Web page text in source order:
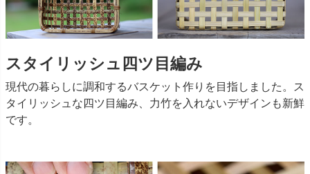
スタイリッシュ四ツ目編み
現代の暮らしに調和するバスケット作りを目指しました。ス
タイリッシュな四ツ目編み、力竹を入れないデザインも新鮮
です。